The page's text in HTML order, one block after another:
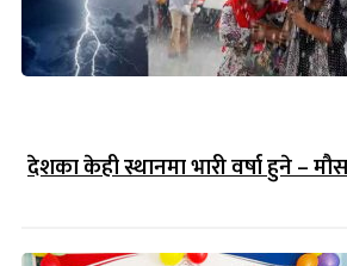
देशका केही स्थानमा भारी वर्षा हुने –